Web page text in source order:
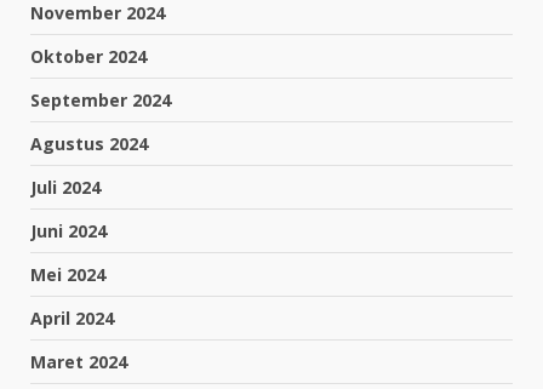
November 2024
Oktober 2024
September 2024
Agustus 2024
Juli 2024
Juni 2024
Mei 2024
April 2024
Maret 2024